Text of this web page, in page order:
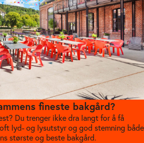
fineste bakgård?
Du trenger ikke dra langt for å få
lyd- og lysutstyr og god stemning både
største og beste bakgård.